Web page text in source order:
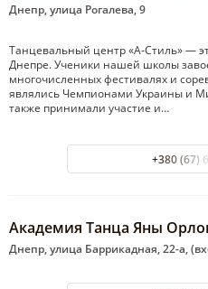
Днепр, улица Рогалева, 9
Танцевальный центр «А-Стиль» —
Днепре. Ученики нашей школы
многочисленных фестивалях и
являлись Чемпионами Украины и
также принимали участие и…
+380 (67)
Академия Танца Яны
Днепр, улица Баррикадная, 22-а,